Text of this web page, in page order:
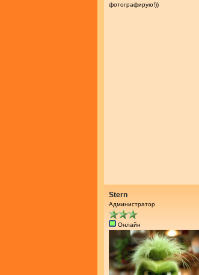
фотографирую!))
Stern
Администратор
Онлайн